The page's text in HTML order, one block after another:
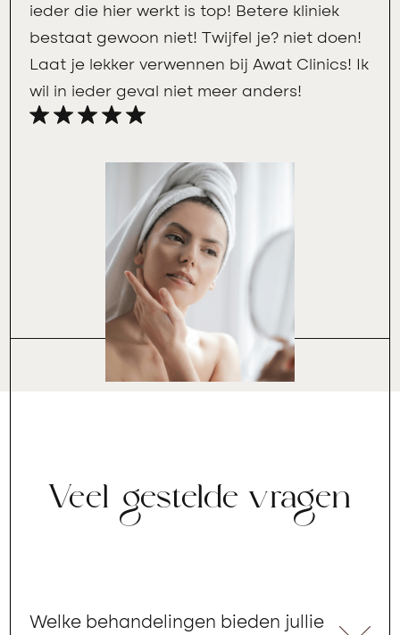
ieder die hier werkt is top! Betere kliniek
bestaat gewoon niet! Twijfel je? niet doen!
Laat je lekker verwennen bij Awat Clinics! Ik
wil in ieder geval niet meer anders!
Veel gestelde vragen
Welke behandelingen bieden jullie